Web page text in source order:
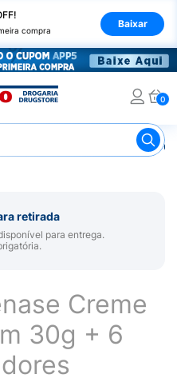
compra
Baixar
0
Remédios
retirada
para entrega.
Creme
30g + 6